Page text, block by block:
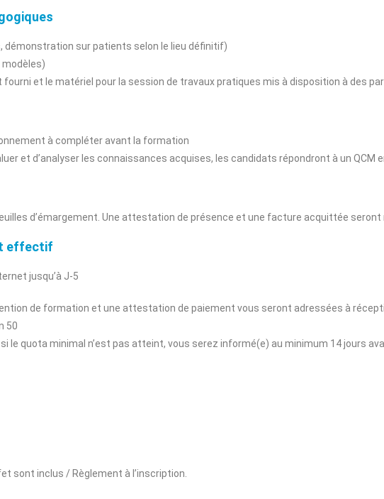
démonstration sur patients selon le lieu définitif)
fourni et le matériel pour la session de travaux pratiques mis à disposition à des
à compléter avant la formation
et d’analyser les connaissances acquises, les candidats répondront à un
d’émargement. Une attestation de présence et une facture acquittée seront
effectif
jusqu’à J-5
de formation et une attestation de paiement vous seront adressées à
50
si le quota minimal n’est pas atteint, vous serez informé(e) au minimum 14 jours
sont inclus / Règlement à l’inscription.